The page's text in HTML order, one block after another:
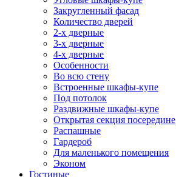
Закругленный фасад
Количество дверей
2-х дверные
3-х дверные
4-х дверные
Особенности
Во всю стену
Встроенные шкафы-купе
Под потолок
Раздвижные шкафы-купе
Открытая секция посередине
Распашные
Гардероб
Для маленького помещения
Эконом
Гостиные